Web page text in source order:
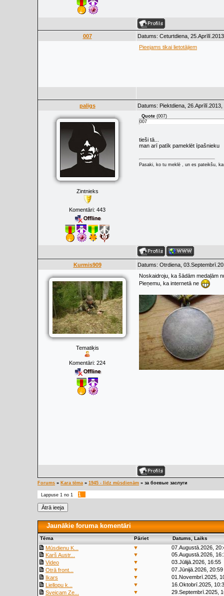
007
Datums: Ceturtdiena,
Pieejams tikai lietotājiem
paligs Datums: Piektdiena,
Zintnieks
Komentāri: 443
Quote (007)
007
tieši tā...
man arī patīk pameklēt īpašnieku
Pasaki, ko tu meklē , un es pateikšu,
Kurmis909 Datums: Otrdiena,
Tematiķis
Komentāri: 224
Noskaidroju, ka šādām medaļām
Pieņemu, ka internetā ne
Forums » Kara tēma » 1945 - līdz mūsdienām » за боевые заслуги
Lappuse 1 no 1 1
Jaunākie foruma komentāri
Tēma Pāriet Datums, Laiks
Mūsdienu K... ▼
07.Augustā.2026,
Karš Austr...
▼
05.Augustā.2026,
Video
▼
03.Jūlijā.2026, 16:55
Otrā front...
▼
07.Jūnijā.2026, 20:59
Ikars
▼
01.Novembrī.2025,
Liellopu k...
▼
16.Oktobrī.2025,
Sveicam Ze...
▼
29.Septembrī.2025,